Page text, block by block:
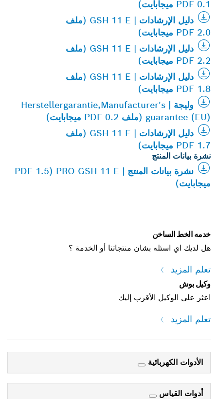
PDF 0.1 ميجابايت)
دليل الإرشادات | GSH 11 E (ملف
PDF 2.0 ميجابايت)
دليل الإرشادات | GSH 11 E (ملف
PDF 2.2 ميجابايت)
دليل الإرشادات | GSH 11 E (ملف
PDF 1.8 ميجابايت)
وليجة | Herstellergarantie,Manufacturer's
guarantee (EU) (ملف PDF 0.2 ميجابايت)
دليل الإرشادات | GSH 11 E (ملف
PDF 1.7 ميجابايت)
نشرة بيانات المنتج
نشرة بيانات المنتج | PRO GSH 11 E (PDF 1.5
ميجابايت)
خدمه الخط الساخن
هل لديك اي اسئله بشان منتجاتنا أو الخدمة ؟
تعلم المزيد
وكيل بوش
اعثر على الوكيل الأقرب إليك
تعلم المزيد
الأدوات الكهربائية
أدوات القياس